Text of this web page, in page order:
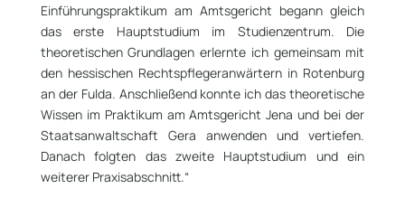
Einführungspraktikum am Amtsgericht begann gleich
das erste Hauptstudium im Studienzentrum. Die
theoretischen Grundlagen erlernte ich gemeinsam mit
den hessischen Rechtspflegeranwärtern in Rotenburg
an der Fulda. Anschließend konnte ich das theoretische
Wissen im Praktikum am Amtsgericht Jena und bei der
Staatsanwaltschaft Gera anwenden und vertiefen.
Danach folgten das zweite Hauptstudium und ein
weiterer Praxisabschnitt.“